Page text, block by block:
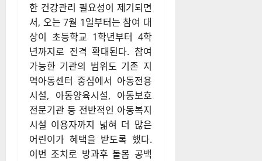
한 건강관리 필요성이 제기되면
서, 오는 7월 1일부터는 참여 대
상이 초등학교 1학년부터 4학
년까지로 전격 확대된다. 참여
가능한 기관의 범위도 기존 지
역아동센터 중심에서 아동전용
시설, 아동양육시설, 아동보호
전문기관 등 전반적인 아동복지
시설 이용자까지 넓혀 더 많은
어린이가 혜택을 받도록 했다.
이번 조치로 방과후 돌봄 공백